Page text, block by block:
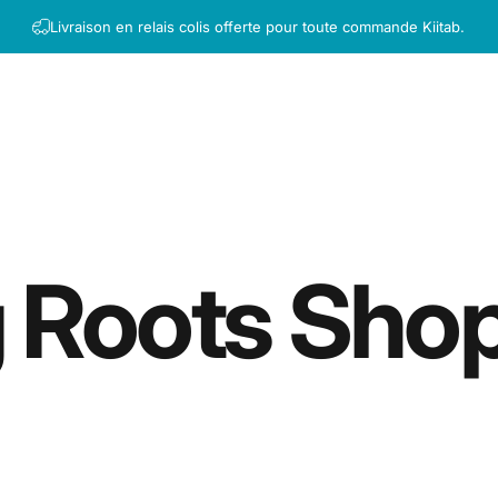
Livraison en relais colis offerte pour toute commande Kiitab.